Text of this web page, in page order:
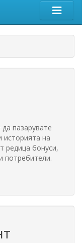
пазарувате
историята на
редица бонуси,
потребители.